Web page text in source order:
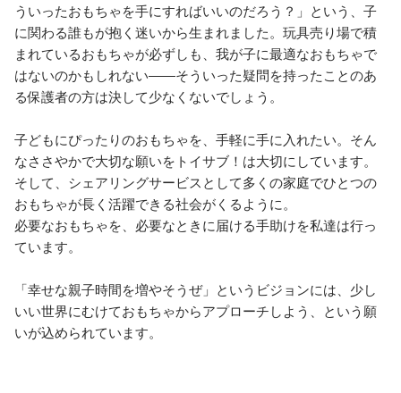
ういったおもちゃを手にすればいいのだろう？」という、子
に関わる誰もが抱く迷いから生まれました。玩具売り場で積
まれているおもちゃが必ずしも、我が子に最適なおもちゃで
はないのかもしれない――そういった疑問を持ったことのあ
る保護者の方は決して少なくないでしょう。
子どもにぴったりのおもちゃを、手軽に手に入れたい。そん
なささやかで大切な願いをトイサブ！は大切にしています。
そして、シェアリングサービスとして多くの家庭でひとつの
おもちゃが長く活躍できる社会がくるように。
必要なおもちゃを、必要なときに届ける手助けを私達は行っ
ています。
「幸せな親子時間を増やそうぜ」というビジョンには、少し
いい世界にむけておもちゃからアプローチしよう、という願
いが込められています。